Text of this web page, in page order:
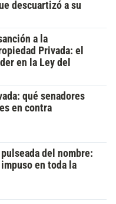
descuartizó a su
a la
Privada: el
en la Ley del
qué senadores
en contra
del nombre:
en toda la